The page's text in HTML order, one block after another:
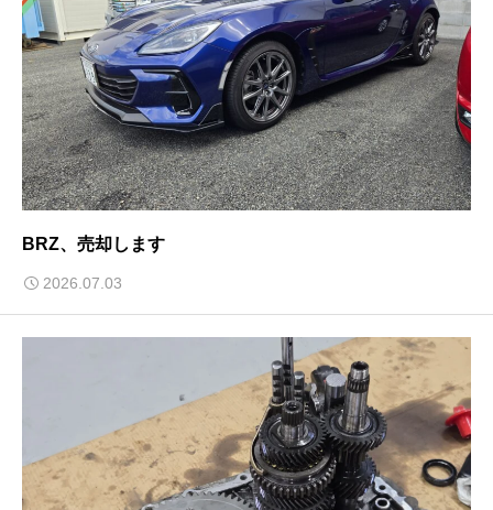
BRZ、売却します
2026.07.03